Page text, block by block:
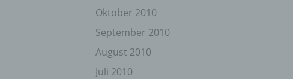
Oktober 2010
September 2010
August 2010
Juli 2010